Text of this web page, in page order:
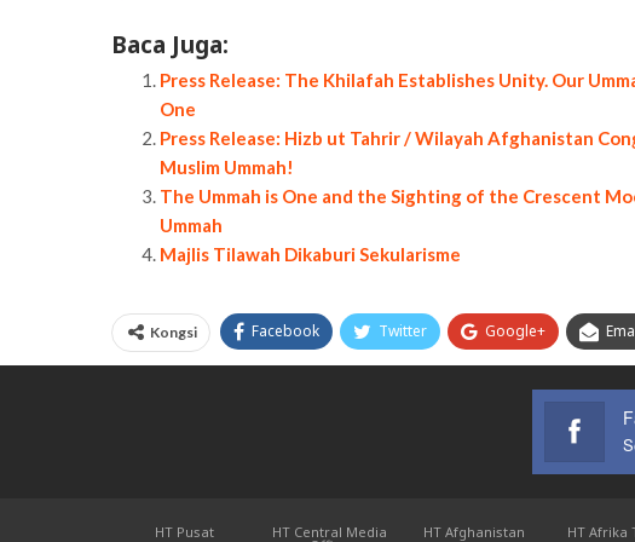
Baca Juga:
Press Release: The Khilafah Establishes Unity. Our
One
Press Release: Hizb ut Tahrir / Wilayah Afghanistan
Muslim Ummah!
The Ummah is One and the Sighting of the Crescent
Ummah
Majlis Tilawah Dikaburi Sekularisme
Kongsi Facebook Twitter Google+
HT Pusat HT Central Media HT Afghanistan HT Afrika